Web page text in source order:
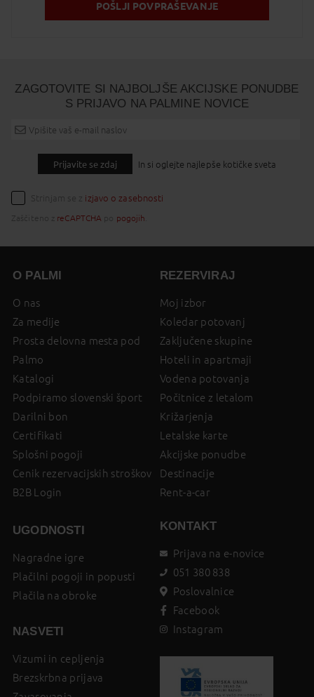
POŠLJI POVPRAŠEVANJE
ZAGOTOVITE SI NAJBOLJŠE AKCIJSKE PONUDBE
S PRIJAVO NA PALMINE NOVICE
Prijavite se zdaj In si oglejte najlepše kotičke sveta
Strinjam se z izjavo o zasebnosti
Zaščiteno z reCAPTCHA pogojih
O PALMI
O nas
Za medije
Prosta delovna mesta pod
Palmo
Katalogi
Podpiramo slovenski šport
Darilni bon
Certifikati
Splošni pogoji
Cenik rezervacijskih stroškov
B2B Login
UGODNOSTI
Nagradne igre
Plačilni pogoji in popusti
Plačila na obroke
NASVETI
Vizumi in cepljenja
Brezskrbna prijava
REZERVIRAJ
Moj izbor
Koledar potovanj
Zaključene skupine
Hoteli in apartmaji
Vodena potovanja
Počitnice z letalom
Križarjenja
Letalske karte
Akcijske ponudbe
Destinacije
Rent-a-car
KONTAKT
Prijava na e-novice
051 380 838
Poslovalnice
Facebook
Instagram